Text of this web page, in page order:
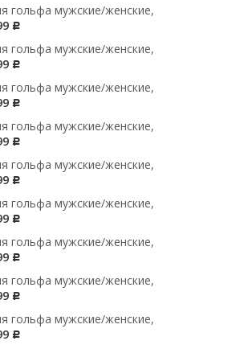
гольфа мужские/женские,
Р
гольфа мужские/женские,
Р
гольфа мужские/женские,
Р
гольфа мужские/женские,
Р
гольфа мужские/женские,
Р
гольфа мужские/женские,
Р
гольфа мужские/женские,
Р
гольфа мужские/женские,
Р
гольфа мужские/женские,
Р